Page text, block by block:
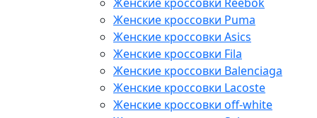
Женские кроссовки Puma
Женские кроссовки Asics
Женские кроссовки Fila
Женские кроссовки Balenciaga
Женские кроссовки Lacoste
Женские кроссовки off-white